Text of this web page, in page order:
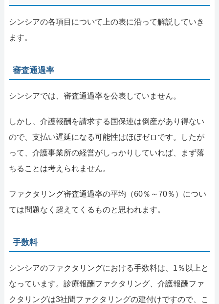
シンシアの各項目について上の表に沿って解説していき
ます。
審査通過率
シンシアでは、審査通過率を公表していません。
しかし、介護報酬を請求する国保連は倒産があり得ない
ので、支払い遅延になる可能性はほぼゼロです。したが
って、介護事業所の経営がしっかりしていれば、まず落
ちることは考えられません。
ファクタリング審査通過率の平均（60％～70％）につい
ては問題なく超えてくるものと思われます。
手数料
シンシアのファクタリングにおける手数料は、1％以上と
なっています。診療報酬ファクタリング、介護報酬ファ
クタリングは3社間ファクタリングの建付けですので、こ